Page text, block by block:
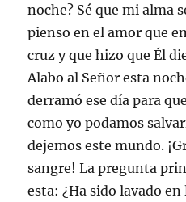
noche? Sé que mi alma
pienso en el amor que
cruz y que hizo que Él
Alabo al Señor esta
derramó ese día para
como yo podamos
dejemos este mundo.
sangre! La pregunta
esta: ¿Ha sido lavado en